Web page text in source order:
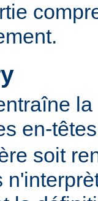
en-
soit